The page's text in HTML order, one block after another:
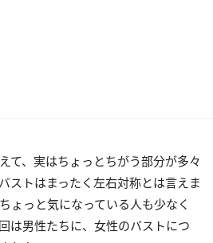
て、実はちょっとちがう部分が多々
ストはまったく左右対称とは言えま
ょっと気になっている人も少なく
は男性たちに、女性のバストにつ